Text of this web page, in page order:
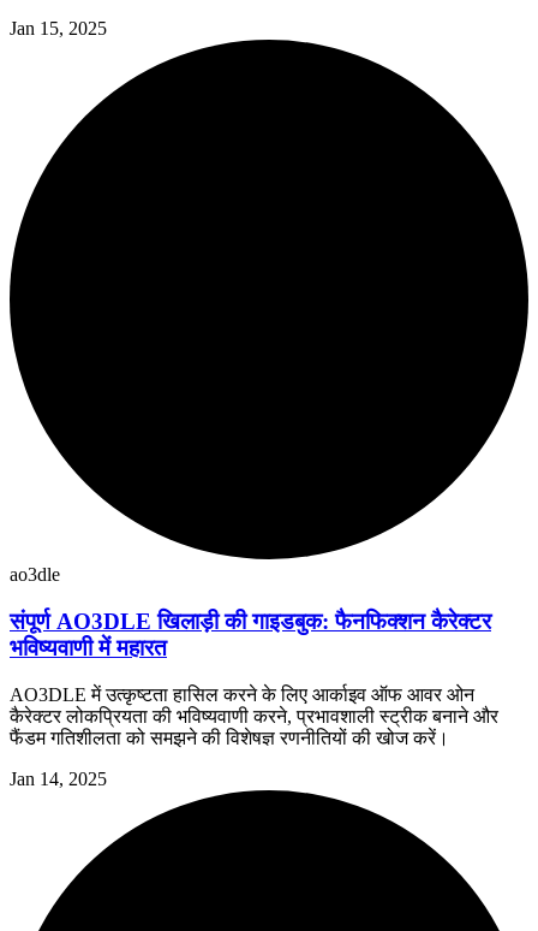
Jan 15, 2025
ao3dle
संपूर्ण AO3DLE खिलाड़ी की गाइडबुक: फैनफिक्शन कैरेक्टर
भविष्यवाणी में महारत
AO3DLE में उत्कृष्टता हासिल करने के लिए आर्काइव ऑफ आवर ओन
कैरेक्टर लोकप्रियता की भविष्यवाणी करने, प्रभावशाली स्ट्रीक बनाने और
फैंडम गतिशीलता को समझने की विशेषज्ञ रणनीतियों की खोज करें।
Jan 14, 2025